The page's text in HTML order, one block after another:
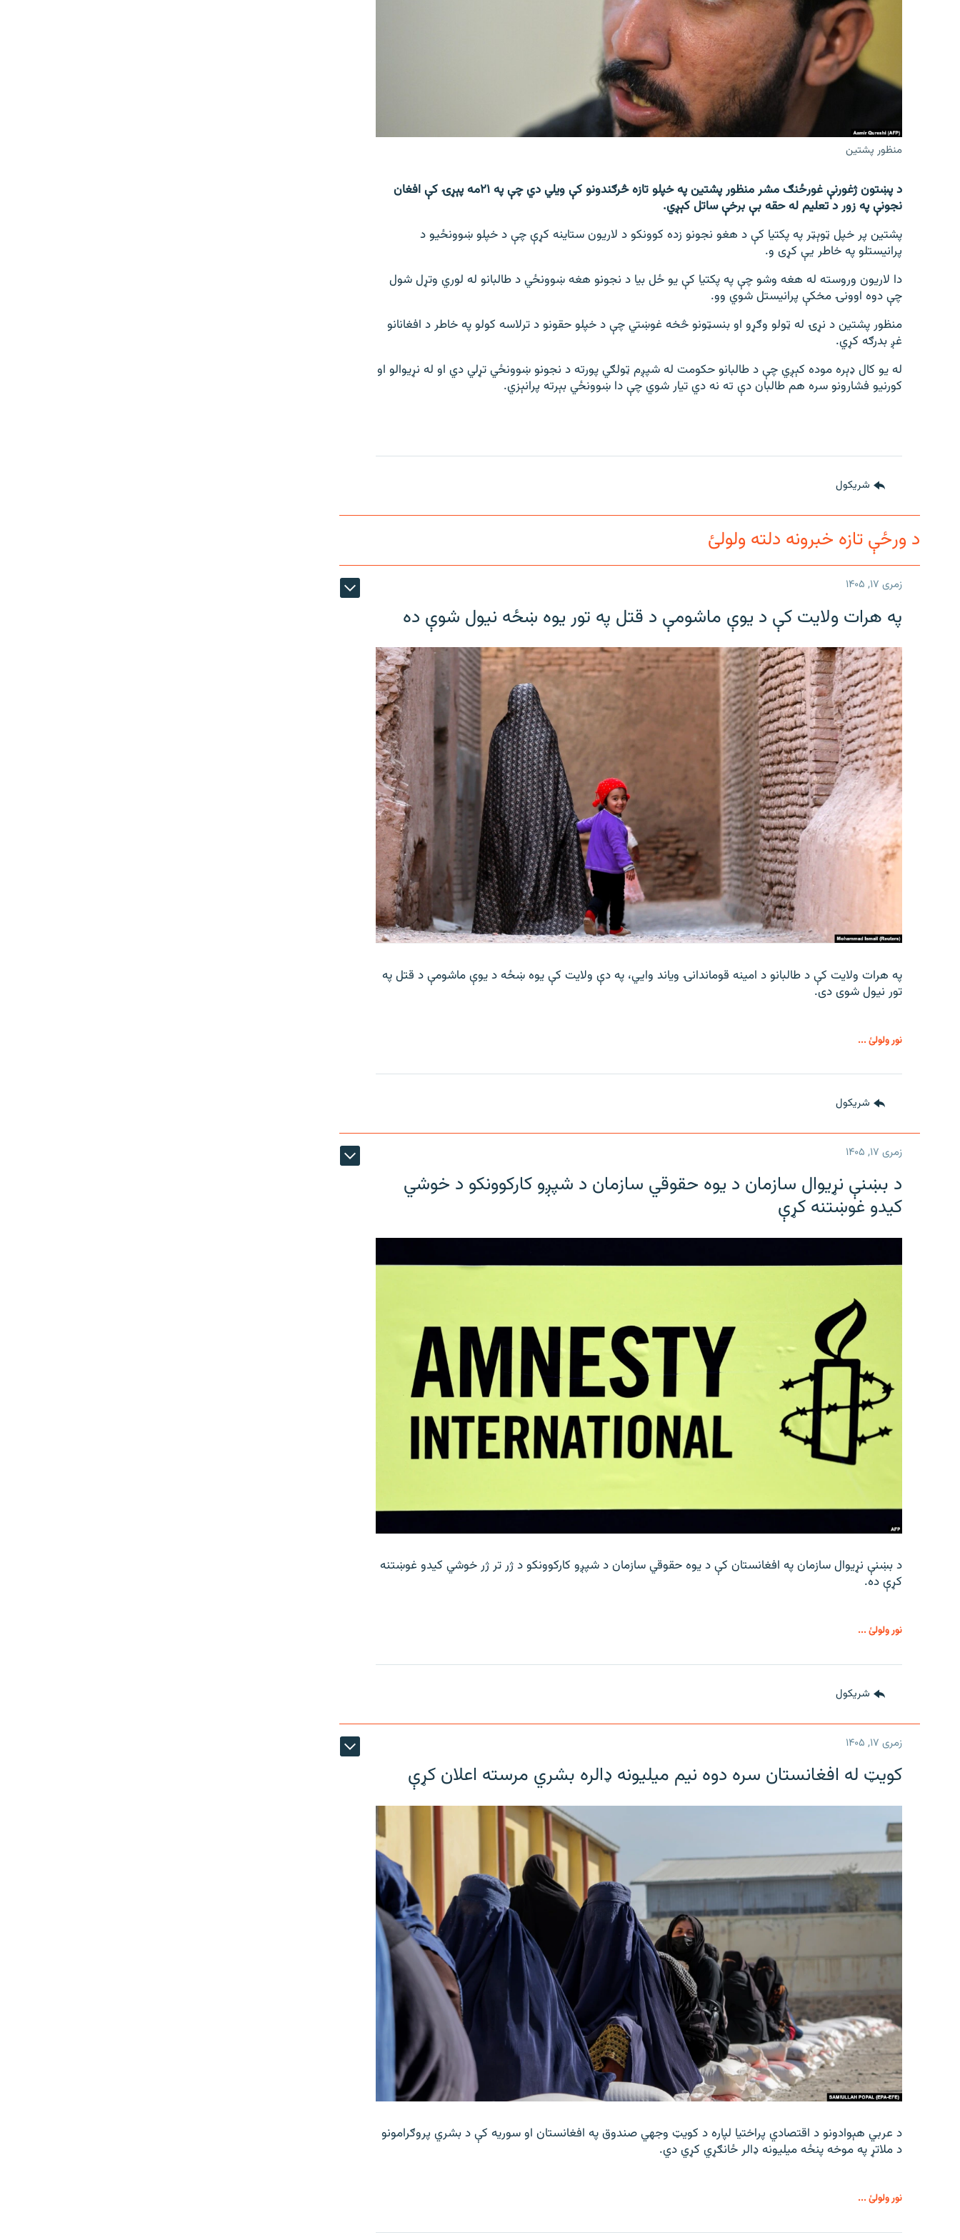
منظور پشتین
د پښتون ژغورنې غورځنګ مشر منظور پشتین په خپلو تازه څرګندونو کې ویلي دي چې په ۲۱مه پېړۍ کې افغان
نجونې په زور د تعلیم له حقه بې برخې ساتل کېږي.
پشتین پر خپل ټوېټر په پکتیا کې د هغو نجونو زده کوونکو د لاریون ستاینه کړې چې د خپلو ښوونځیو د
پرانیستلو په خاطر یې کړی و.
دا لاریون وروسته له هغه وشو چې په پکتیا کې یو ځل بیا د نجونو هغه ښوونځي د طالبانو له لوري وتړل شول
چې دوه اوونۍ مخکې پرانیستل شوي وو.
منظور پشتین د نړۍ له ټولو وګړو او بنسټونو څخه غوښتي چې د خپلو حقونو د ترلاسه کولو په خاطر د افغانانو
غږ بدرګه کړي.
له یو کال ډېره موده کېږي چې د طالبانو حکومت له شپږم ټولګي پورته د نجونو ښوونځي تړلي دي او له نړیوالو او
کورنیو فشارونو سره هم طالبان دې ته نه دي تیار شوي چې دا ښوونځي بېرته پرانېزي.
شريکول
د ورځې تازه خبرونه دلته ولولئ
زمری ۱۷, ۱۴۰۵
په هرات ولایت کې د یوې ماشومې د قتل په تور یوه ښځه نیول شوې ده
په هرات ولایت کې د طالبانو د امینه قوماندانۍ ویاند وايي، په دې ولایت کې یوه ښځه د یوې ماشومې د قتل په
تور نیول شوی دی.
نور ولولئ ...
شريکول
زمری ۱۷, ۱۴۰۵
د بښنې نړیوال سازمان د یوه حقوقي سازمان د شپږو کارکوونکو د خوشي
کیدو غوښتنه کړې
د بښنې نړیوال سازمان په افغانستان کې د یوه حقوقي سازمان د شپږو کارکوونکو د ژر تر ژر خوشي کیدو غوښتنه
کړې ده.
نور ولولئ ...
شريکول
زمری ۱۷, ۱۴۰۵
کویټ له افغانستان سره دوه نیم میلیونه ډالره بشري مرسته اعلان کړې
د عربي هېوادونو د اقتصادي پراختیا لپاره د کویټ وجهي صندوق په افغانستان او سوریه کې د بشري پروګرامونو
د ملاتړ په موخه پنځه میلیونه ډالر ځانګړي کړي دي.
نور ولولئ ...